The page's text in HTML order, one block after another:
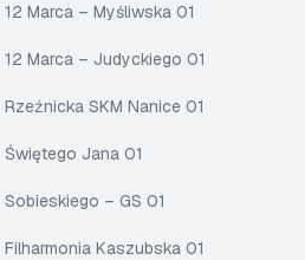
12 Marca – Myśliwska 01
12 Marca – Judyckiego 01
Rzeźnicka SKM Nanice 01
Świętego Jana 01
Sobieskiego – GS 01
Filharmonia Kaszubska 01